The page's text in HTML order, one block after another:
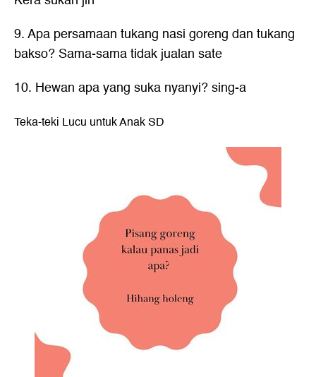
9. Apa persamaan tukang nasi goreng dan tukang
bakso? Sama-sama tidak jualan sate
10. Hewan apa yang suka nyanyi? sing-a
Teka-teki Lucu untuk Anak SD